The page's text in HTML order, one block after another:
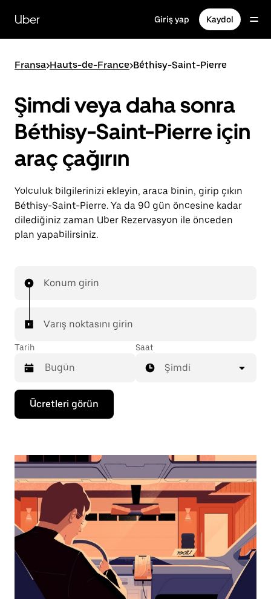
içeriğe
gidinUber Giriş yap Kaydol
Fransa>Hauts-de-France>Béthisy-Saint-Pierre
Şimdi veya daha sonra
Béthisy-Saint-Pierre için
araç çağırın
Yolculuk bilgilerinizi ekleyin, araca binin, girip çıkın
Béthisy-Saint-Pierre. Ya da 90 gün öncesine kadar
dilediğiniz zaman Uber Rezervasyon ile önceden
plan yapabilirsiniz.
Konum girin
Varış noktasını girin
Tarih
Takvimle
etkileşime
geçmek
seçmek
aşağı
ok
tuşuna
basın.
Takvimi
kapatmak
için
escape
tuşuna
basın.
Saat
Şimdi
Ücretleri görün